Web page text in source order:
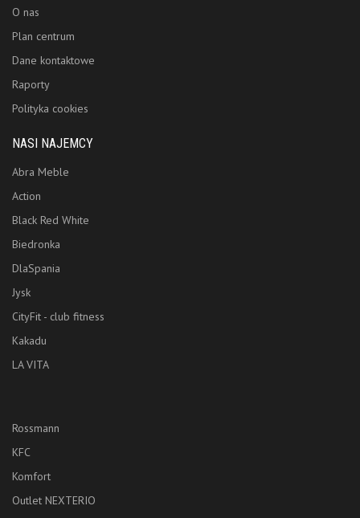
O nas
Plan centrum
Dane kontaktowe
Raporty
Polityka cookies
NASI NAJEMCY
Abra Meble
Action
Black Red White
Biedronka
DlaSpania
Jysk
CityFit - club fitness
Kakadu
LA VITA
Rossmann
KFC
Komfort
Outlet NEXTERIO